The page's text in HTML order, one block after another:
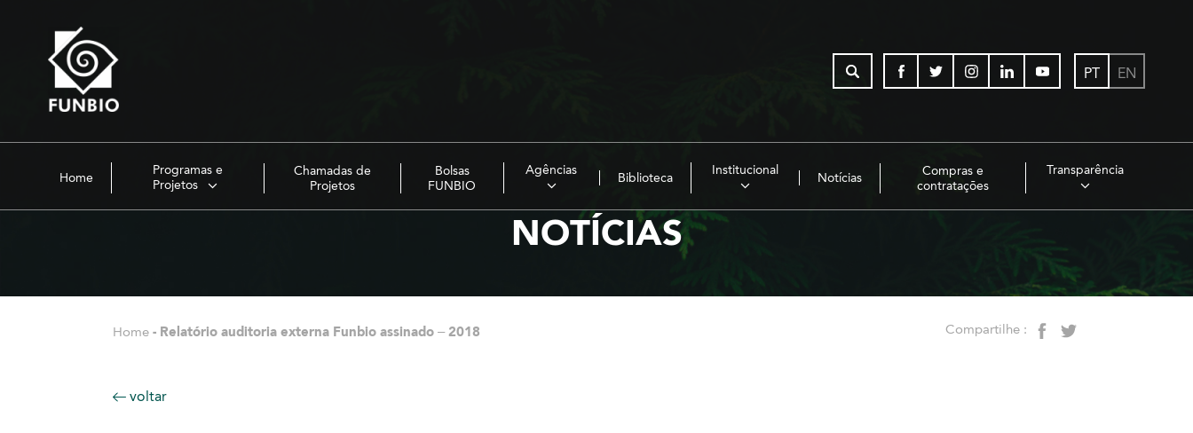
PT EN
Home
Programas e
Projetos
Chamadas de
Projetos
Bolsas
FUNBIO
Agências
Biblioteca
Institucional
Notícias
Compras e
contratações
Transparência
NOTÍCIAS
Home - Relatório auditoria externa Funbio assinado – 2018 Compartilhe :
voltar